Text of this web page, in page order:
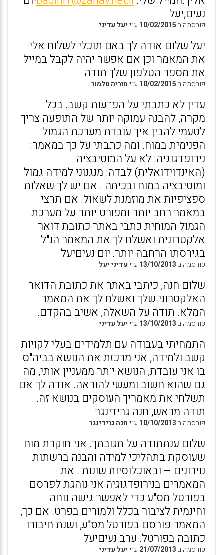
נעים,יעל
פורסמה ב10/02/2015 ע״ייעל עדיני
יעל שלום אודה לך באם תוכלי לשלוח אלי
את המאמר וכן אם אפשר יהיה לקבל במייל
את מספר הטלפון שלך תודה
פורסמה ב10/02/2015 ע״ימוריה טלמור
עדין לא כתבתי על הפרעות קשב. בכל
מקרה, להבנה עמוקה יותר של התופעה צריך
לטעמי להבין איך עובדת מערכת הגמול
הפנימית במוח. ומה כתבתי על כך במאמר:
נירופדגוגיה: לא על המוטיבציה
(האינדוידואלית) לבדה: מנגנוני למידה גמול
ומוטיבציה במוח ובכיתה . אם יש לך שאלות
ספציפיות את מוזמנת לשאול. אם תרצי
במאמר רחב יותר ומפורט יותר על מערכת
הגמול המוחית כתבי באתר כתובת דואר
אלקטרונית ואשלח לך את המאמר הנ"ל
בגירסתו הרחבה יותר. יום נעיםיעל
פורסמה ב13/10/2013 ע״יעדיני יעל
שלום חנה, כיתבי באתר את כתובת הדואר
האלקטרוני שלך ואשלח לך את המאמר
המלא. תודה על השאלה, אשיב בהקדם.
פורסמה ב13/10/2013 ע״ייעל עדיני
התמחיתי בעבודה עם תלמידים בעלי לקויות
קשב ולמידה, אני מרכזת את הנושא בביה"ס
בו אני עובדת, הנושא יותר ממעניין אותי, מה
גם שהוא חשוב ומעשי להוראה. אודה לך אם
תשלחי את מאמריך העוסקים בנושא זה.
תודה מראש, חנה גרידינגר
פורסמה ב10/10/2013 ע״יחנה גרידינגר
שלום ענתתודה על תגובתך. אני חוקרת מוח
שעוסקת בתהליכי למידה והבנה ברשתות
נוירונים – ובאוכלוסיות שונות . את
המאמרים בנירופדגוגיה אני נוהגת לפרסם
בפורטל מס"ע כדי לאפשר גישה נוחה
וחינמית לציבור בכלל ולמורים בפרט. אם כך,
המאמר פורסם בפורטל מס"ע, ושנת חיבורו
כתובה בפורטל. ערב נעיםיעל
פורסמה ב21/07/2013 ע״ייעל עדיני